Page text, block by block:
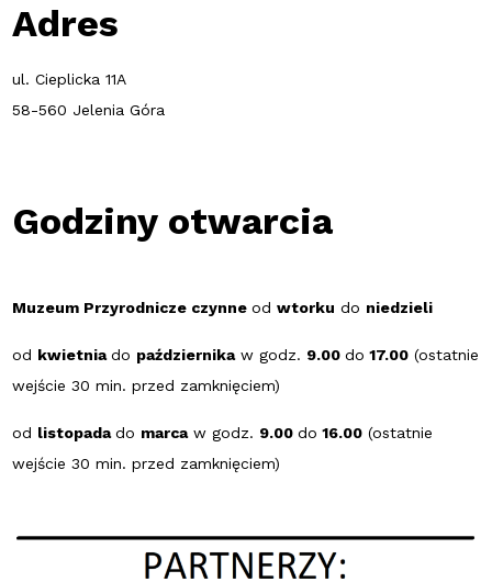
Adres
ul. Cieplicka 11A
58-560 Jelenia Góra
Godziny otwarcia
Muzeum Przyrodnicze czynneodwtorku do niedzieli
od kwietniado październikaw godz. 9.00do 17.00 (ostatnie
wejście 30 min. przed zamknięciem)
od listopadado marcaw godz. 9.00do 16.00 (ostatnie
wejście 30 min. przed zamknięciem)